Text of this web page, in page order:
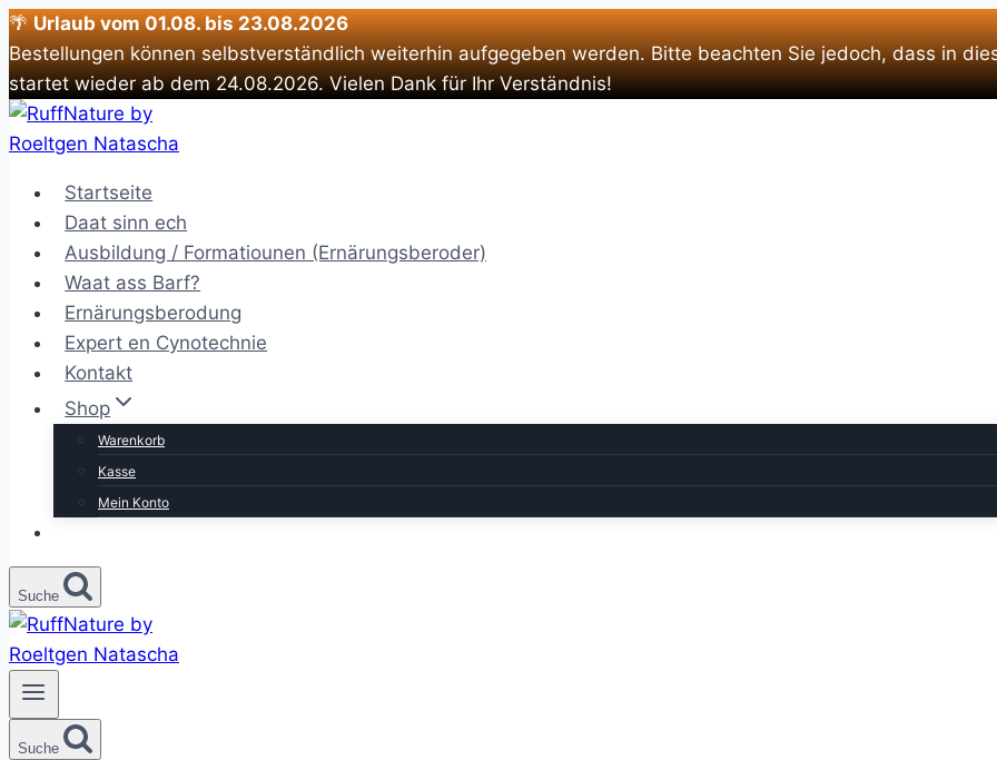
🌴Urlaub vom 01.08. bis 23.08.2026
Bestellungen können selbstverständlich weiterhin aufgegeben werden. Bitte beachten Sie jedoch, dass in
startet wieder ab dem 24.08.2026. Vielen Dank für Ihr Verständnis!
Zum
Inhalt
Startseite
Daat sinn ech
Ausbildung / Formatiounen (Ernärungsberoder)
Waat ass Barf?
Ernärungsberodung
Expert en Cynotechnie
Kontakt
Shop
Warenkorb
Kasse
Mein Konto
Suche
Suche